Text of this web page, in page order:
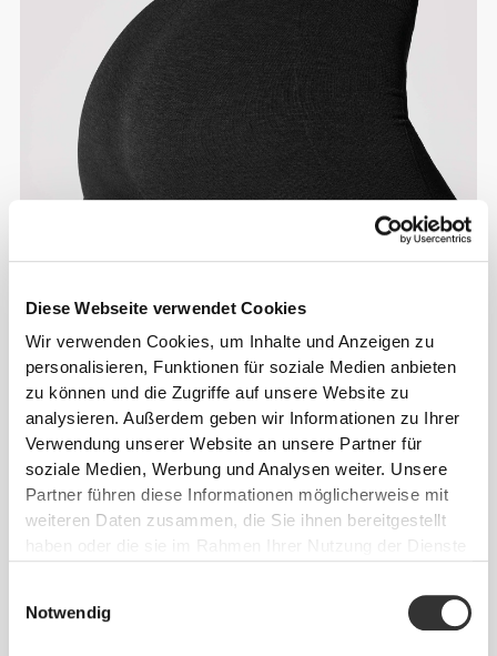
Diese Webseite verwendet Cookies
Wir verwenden Cookies, um Inhalte und Anzeigen zu
personalisieren, Funktionen für soziale Medien anbieten
zu können und die Zugriffe auf unsere Website zu
analysieren. Außerdem geben wir Informationen zu Ihrer
Verwendung unserer Website an unsere Partner für
soziale Medien, Werbung und Analysen weiter. Unsere
Partner führen diese Informationen möglicherweise mit
weiteren Daten zusammen, die Sie ihnen bereitgestellt
haben oder die sie im Rahmen Ihrer Nutzung der Dienste
Notwendig
Info und Pflegehinweise